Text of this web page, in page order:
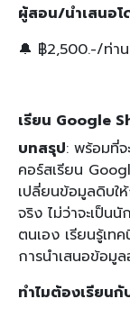
ผู้สอน/นำเสนอโ
🔔 ฿2,500.-/ท่าน
เรียน Google
บทสรุป: พร้อมที่
คอร์สเรียน
เปลี่ยนข้อมูลดิบใ
จริง ไม่ว่าจะเป็
ตนเอง เรียนรู้เท
การนำเสนอข้อมู
ทำไมต้องเรียน